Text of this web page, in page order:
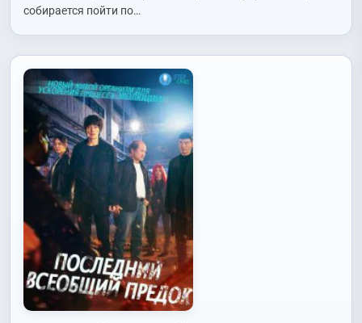
собирается пойти по…